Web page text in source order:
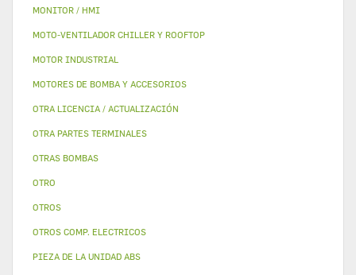
MONITOR / HMI
MOTO-VENTILADOR CHILLER Y ROOFTOP
MOTOR INDUSTRIAL
MOTORES DE BOMBA Y ACCESORIOS
OTRA LICENCIA / ACTUALIZACIÓN
OTRA PARTES TERMINALES
OTRAS BOMBAS
OTRO
OTROS
OTROS COMP. ELECTRICOS
PIEZA DE LA UNIDAD ABS